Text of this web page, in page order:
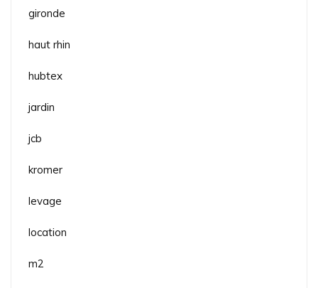
gironde
haut rhin
hubtex
jardin
jcb
kromer
levage
location
m2